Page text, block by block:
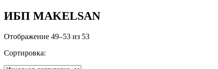
ИБП MAKELSAN
Отображение 49–53 из 53
Сортировка: